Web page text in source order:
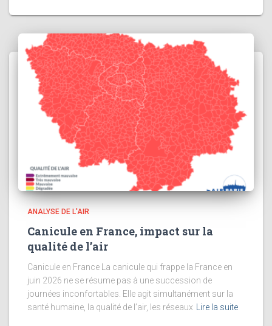
ANALYSE DE L'AIR
Canicule en France, impact sur la
qualité de l’air
Canicule en France La canicule qui frappe la France en
juin 2026 ne se résume pas à une succession de
journées inconfortables. Elle agit simultanément sur la
santé humaine, la qualité de l’air, les réseaux
Lire la suite